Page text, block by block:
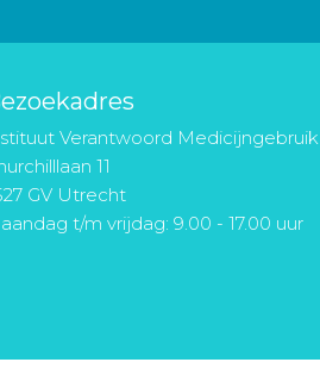
Verantwoord Medicijngebruik
11
GV Utrecht
t/m vrijdag: 9.00 - 17.00 uur